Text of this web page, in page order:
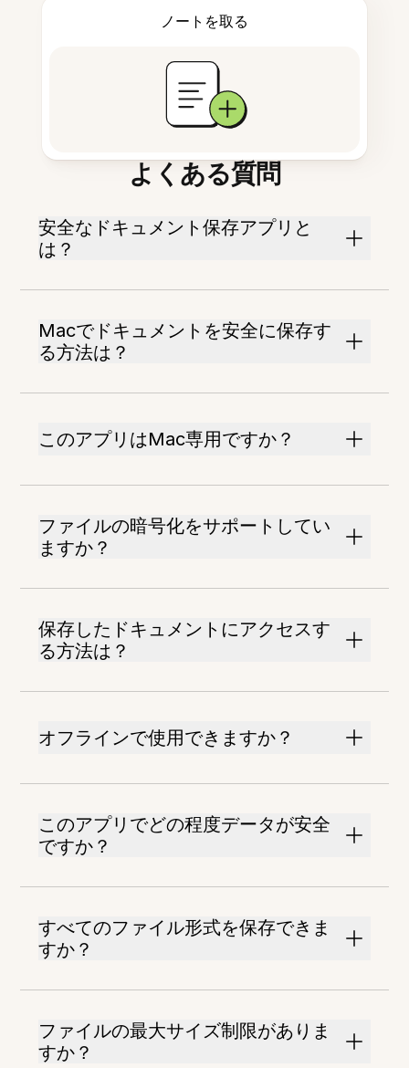
ノートを取る
よくある質問
安全なドキュメント保存アプリと
は？
Macでドキュメントを安全に保存す
る方法は？
このアプリはMac専用ですか？
ファイルの暗号化をサポートしてい
ますか？
保存したドキュメントにアクセスす
る方法は？
オフラインで使用できますか？
このアプリでどの程度データが安全
ですか？
すべてのファイル形式を保存できま
すか？
ファイルの最大サイズ制限がありま
すか？